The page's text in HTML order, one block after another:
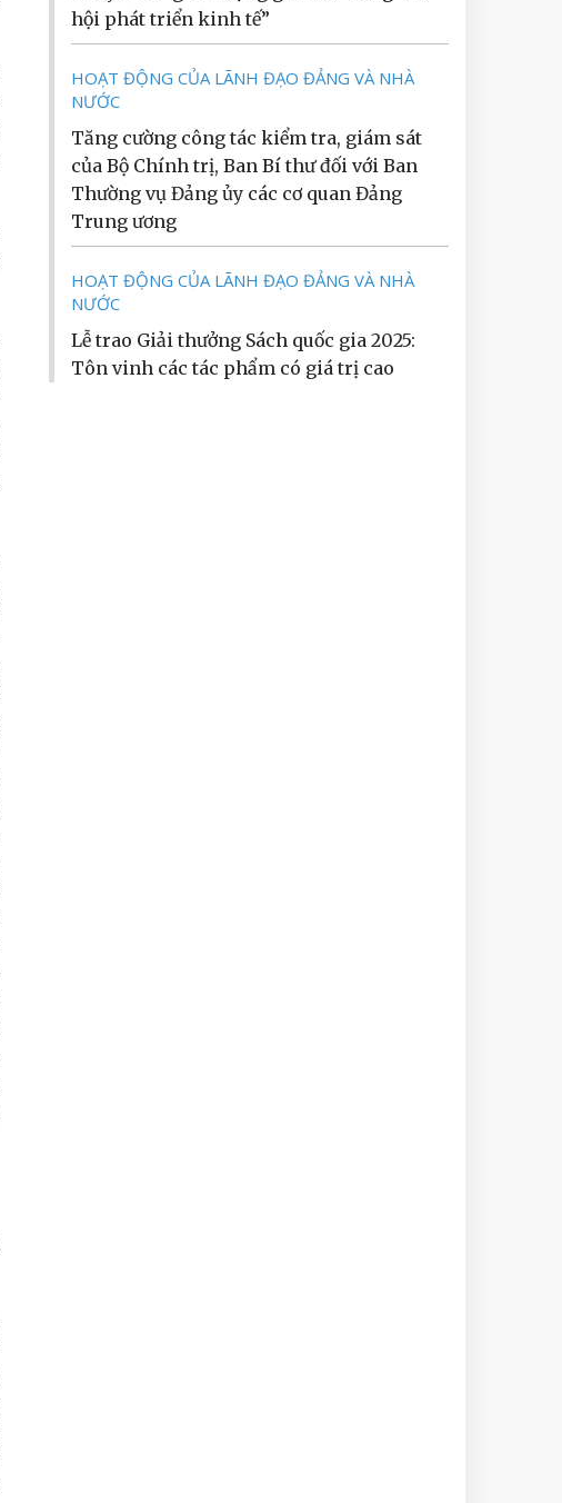
hội phát triển kinh tế”
HOẠT ĐỘNG CỦA LÃNH ĐẠO ĐẢNG VÀ NHÀ
NƯỚC
Tăng cường công tác kiểm tra, giám sát
của Bộ Chính trị, Ban Bí thư đối với Ban
Thường vụ Đảng ủy các cơ quan Đảng
Trung ương
HOẠT ĐỘNG CỦA LÃNH ĐẠO ĐẢNG VÀ NHÀ
NƯỚC
Lễ trao Giải thưởng Sách quốc gia 2025:
Tôn vinh các tác phẩm có giá trị cao